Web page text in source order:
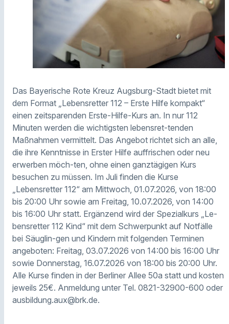
Das Bayerische Rote Kreuz Augsburg-Stadt bietet mit
dem Format „Lebensretter 112 – Erste Hilfe kompakt“
einen zeitsparenden Erste-Hilfe-Kurs an. In nur 112
Minuten werden die wichtigsten lebensret-tenden
Maßnahmen vermittelt. Das Angebot richtet sich an alle,
die ihre Kenntnisse in Erster Hilfe auffrischen oder neu
erwerben möch-ten, ohne einen ganztägigen Kurs
besuchen zu müssen. Im Juli finden die Kurse
„Lebensretter 112“ am Mittwoch, 01.07.2026, von 18:00
bis 20:00 Uhr sowie am Freitag, 10.07.2026, von 14:00
bis 16:00 Uhr statt. Ergänzend wird der Spezialkurs „Le-
bensretter 112 Kind“ mit dem Schwerpunkt auf Notfälle
bei Säuglin-gen und Kindern mit folgenden Terminen
angeboten: Freitag, 03.07.2026 von 14:00 bis 16:00 Uhr
sowie Donnerstag, 16.07.2026 von 18:00 bis 20:00 Uhr.
Alle Kurse finden in der Berliner Allee 50a statt und kosten
jeweils 25€. Anmeldung unter Tel. 0821-32900-600 oder
ausbildung.aux@brk.de.